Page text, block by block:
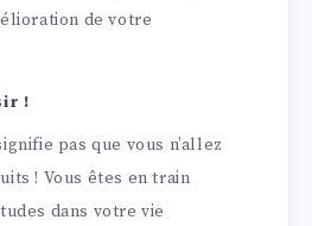
de votre
!
pas que vous n’allez
! Vous êtes en train
dans votre vie